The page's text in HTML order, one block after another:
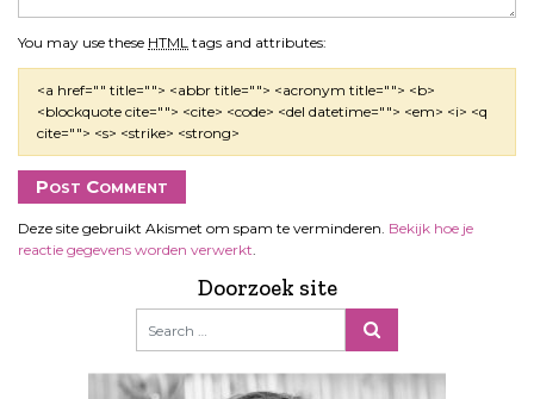
You may use these HTML tags and attributes:
<a href="" title=""> <abbr title=""> <acronym title=""> <b>
<blockquote cite=""> <cite> <code> <del datetime=""> <em> <i> <q
cite=""> <s> <strike> <strong>
Deze site gebruikt Akismet om spam te verminderen. Bekijk hoe je
reactie gegevens worden verwerkt.
Doorzoek site